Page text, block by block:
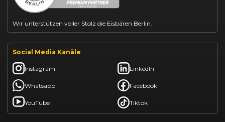
Wir unterstützen voller Stolz die Eisbären Berlin.
Social Media Kanäle
Instagram LinkedIn
Whatsapp Facebook
YouTube Tiktok